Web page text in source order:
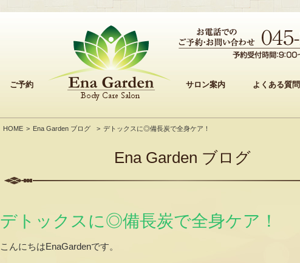
ご予約 サロン案内 よくある質問
Ena Garden ブログ
デトックスに◎備長炭で全身ケア！
こんにちはEnaGardenです。
HOME Ena Garden ブログ デトックスに◎備長炭で全身ケア！